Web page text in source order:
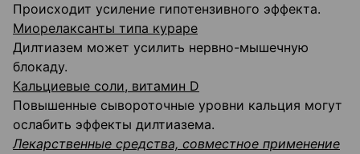
Происходит усиление гипотензивного эффекта.
Миорелаксанты типа кураре
Дилтиазем может усилить нервно-мышечную
блокаду.
Кальциевые соли, витамин D
Повышенные сывороточные уровни кальция могут
ослабить эффекты дилтиазема.
Лекарственные средства, совместное применение